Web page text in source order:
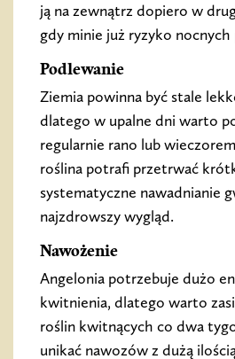
ją na zewnątrz dopiero w
gdy minie już ryzyko
Podlewanie
Ziemia powinna być stale
dlatego w upalne dni warto
regularnie rano lub
roślina potrafi przetrwać
systematyczne nawadnianie
najzdrowszy wygląd.
Nawożenie
Angelonia potrzebuje dużo
kwitnienia, dlatego warto
roślin kwitnących co dwa
unikać nawozów z dużą